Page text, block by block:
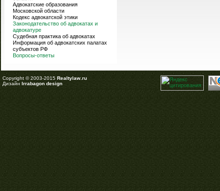
Адвокатские образования
Московской области
Кодекс адвокатской этики
Законодательство об адвокатах и
адвокатуре
Судебная практика об адвокатах
Информация об адвокатских палатах
субъектов РФ
Вопросы-ответы
Copyright © 2003-2015 Realtylaw.ru
Дизайн Irrabagon design